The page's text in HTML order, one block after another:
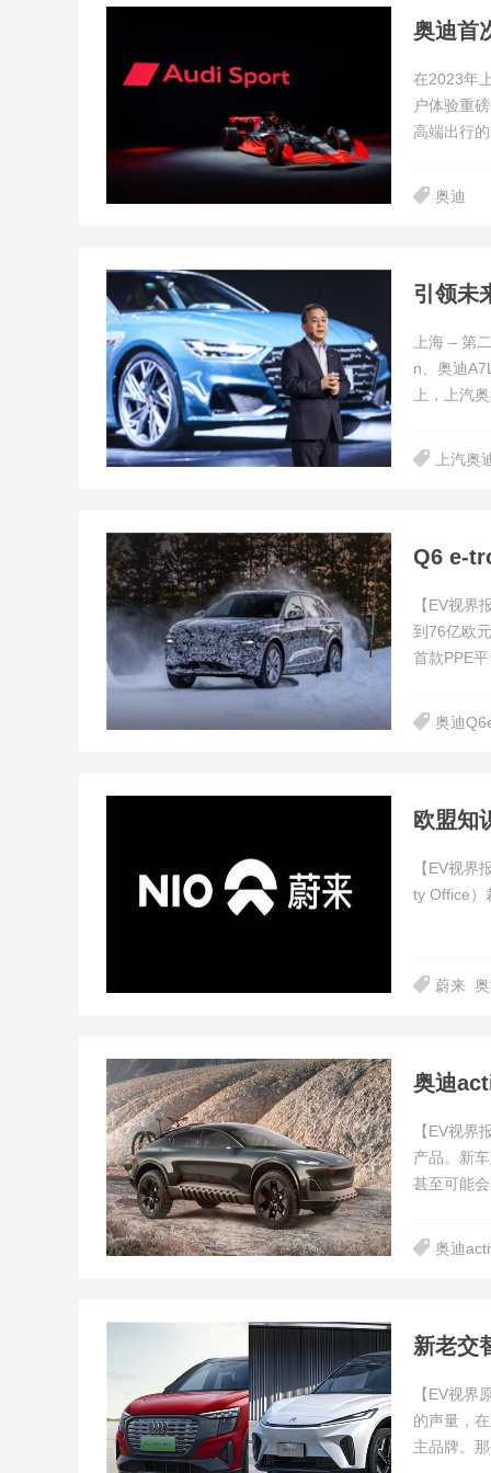
在2023年
户体验重
高端出行
奥迪
上海 – 第
n、奥迪
上，上汽
上汽奥
Q6 e-
【EV视
到76亿欧
首款PPE
奥迪
欧盟知
【EV视
ty Office）
蔚来
奥迪
【EV视
产品。新
甚至可能
奥迪
新老交
【EV视
的声量，
主品牌。